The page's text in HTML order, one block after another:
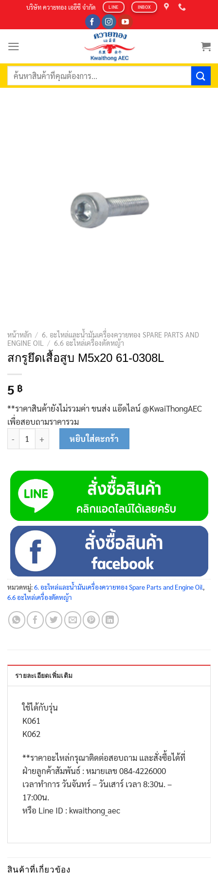
content
บริษัท ควายทอง เออีซี จำกัด LINE INBOX
ค้นหา:
หน้าหลัก / 6. อะไหล่และน้ำมันเครื่องควายทอง SPARE PARTS AND
ENGINE OIL
/ 6.6 อะไหล่เครื่องตัดหญ้า
สกรูยึดเสื้อสูบ M5x20 61-0308L
5 ฿
**ราคาสินค้ายังไม่รวมค่า ขนส่ง แอ๊ดไลน์ @KwaiThongAEC
เพื่อสอบถามราคารวม
จำนวน สกรูยึดเสื้อสูบ M5x20 61-0308L ชิ้น
หยิบใส่ตะกร้า
หมวดหมู่:6. อะไหล่และน้ำมันเครื่องควายทอง Spare Parts and Engine Oil
6.6 อะไหล่เครื่องตัดหญ้า
รายละเอียดเพิ่มเติม
ใช้ได้กับรุ่น
K061
K062
**ราคาอะไหล่กรุณาติดต่อสอบถาม และสั่งซื้อได้ที่
ฝ่ายลูกค้าสัมพันธ์ : หมายเลข 084-4226000
เวลาทำการ วันจันทร์ – วันเสาร์ เวลา 8:30น. –
17:00น.
หรือ Line ID : kwaithong_aec
สินค้าที่เกี่ยวข้อง